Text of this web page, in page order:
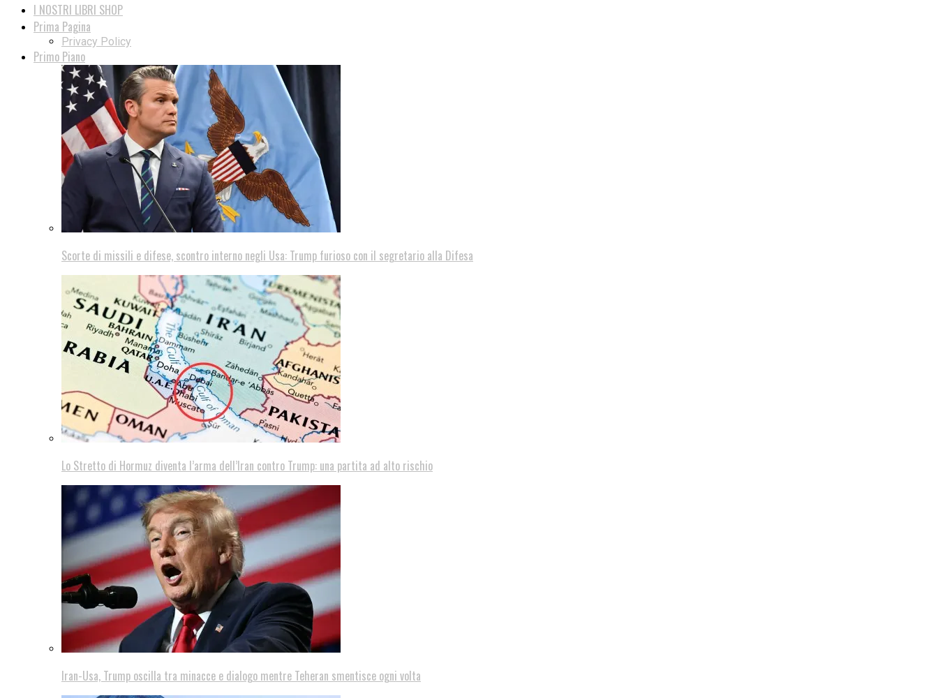
I NOSTRI LIBRI SHOP
Prima Pagina
Privacy Policy
Primo Piano
Scorte di missili e difese, scontro interno negli Usa: Trump furioso con il segretario alla Difesa
Lo Stretto di Hormuz diventa l’arma dell’Iran contro Trump: una partita ad alto rischio
Iran-Usa, Trump oscilla tra minacce e dialogo mentre Teheran smentisce ogni volta